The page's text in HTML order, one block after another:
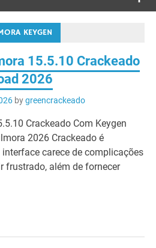
KEYGEN
15.5.10 Crackeado
2026
bygreencrackeado
Crackeado Com Keygen
2026 Crackeado é
carece de complicações
frustrado, além de fornecer